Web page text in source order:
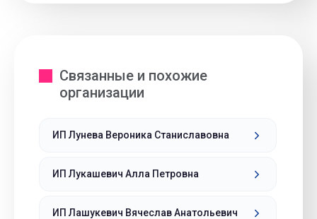
Связанные и похожие
организации
ИП Лунева Вероника Станиславовна
ИП Лукашевич Алла Петровна
ИП Лашукевич Вячеслав Анатольевич